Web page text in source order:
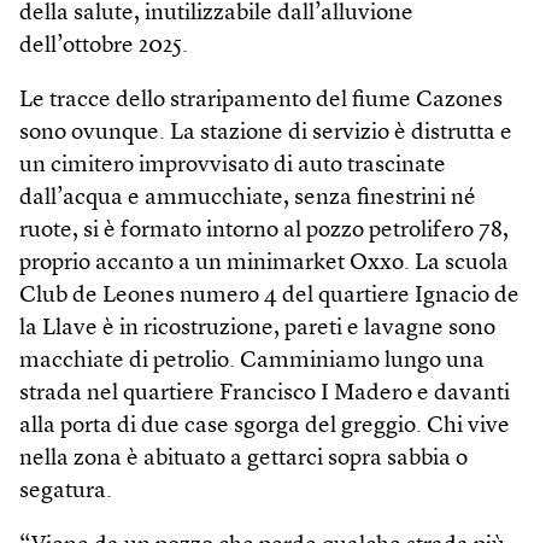
della salute, inutilizzabile dall’alluvione
dell’ottobre 2025.
Le tracce dello straripamento del fiume Cazones
sono ovunque. La stazione di servizio è distrutta e
un cimitero improvvisato di auto trascinate
dall’acqua e ammucchiate, senza finestrini né
ruote, si è formato intorno al pozzo petrolifero 78,
proprio accanto a un minimarket Oxxo. La scuola
Club de Leones numero 4 del quartiere Ignacio de
la Llave è in ricostruzione, pareti e lavagne sono
macchiate di petrolio. Camminiamo lungo una
strada nel quartiere Francisco I Madero e davanti
alla porta di due case sgorga del greggio. Chi vive
nella zona è abituato a gettarci sopra sabbia o
segatura.